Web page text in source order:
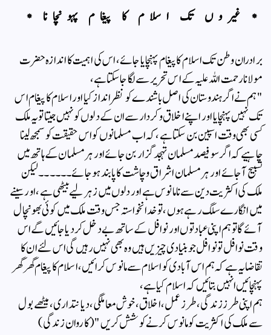
* غیروں تک اسلام کا پیغام پہونچانا *
برادران وطن تک اسلام کا پیغام پہنچایا جائے ، اس کی اہمیت کا اندازہ حضرت
مولانا رحمت اللہ علیہ کے اس تحریر سے لگا جاسکتا ہے،
"ہم نے اگر ہندوستان کی اصل باشندے کو نظر انداز کیا اور اسلام کا پیغام اس
تک نہیں پہنچایا اور اپنے اخلاق و کردار سے ان کے دلوں کو نہیں جیتا تو یہ ملک
کسی بھی وقت اسپین بن سکتا ہے،کہ اب مسلمانوں کو اس حقیقت کو سمجھ لینا
چاہیے کہ اگر سو فیصد مسلمان تہجد گزار بن جائے اور ہر مسلمان کے ہاتھ میں
تسبیح آجائے اور ہر مسلمان اشراق و چاشت کا پابند ہو جائے۔۔۔۔۔۔لیکن
ملک کی اکثریت دین سے نامانوس ہے اور دلوں میں زہر لیے بیٹھی ہے، اور سینے
میں انگارے سلگ رہے ہوں ،تو خدانخواستہ جس وقت ملک میں کوئی بھونچال
آئے گا تو ہم اپنی عبادتوں اور نوافل کے ساتھ بے دخل کر دیا جائیں گے اس
وقت نوافل تو نوافل جو بنیادی چیزیں ہیں وہ بھی نہیں رہیں گی اس لئے ان کا
تقاضا یہ ہے کہ ہم اس آبادی کو اسلام سے مانوس کرائیں ، اسلام کا پیغام گھر گھر
پہنچائیں انہیں بتائیں کہ اسلام کیا ہے،
ہم اپنی طرز زندگی ،طرز عمل ،اخلاق ،خوش معاملگی، دیانتداری، میٹھے بول
سے ملک کی اکثریت کو مانوس کرنے کوشش کریں "( کاروان زندگی)